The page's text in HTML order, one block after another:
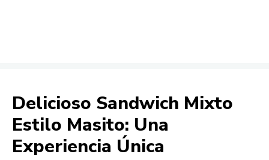
Delicioso Sandwich Mixto
Estilo Masito: Una
Experiencia Única